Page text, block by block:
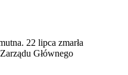
22 lipca zmarła
Głównego